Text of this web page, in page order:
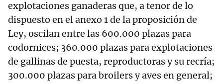
explotaciones ganaderas que, a tenor de lo
dispuesto en el anexo 1 de la proposición de
Ley, oscilan entre las 600.000 plazas para
codornices; 360.000 plazas para explotaciones
de gallinas de puesta, reproductoras y su recría;
300.000 plazas para broilers y aves en general;